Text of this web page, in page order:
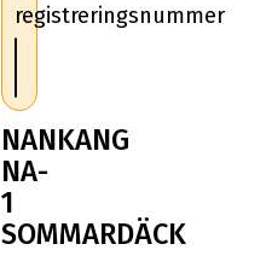
registreringsnummer
NANKANG
NA-
1
SOMMARDÄCK